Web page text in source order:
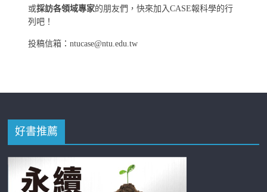
或採訪各領域專家的朋友們，快來加入CASE報科學的行
列吧！
投稿信箱：ntucase@ntu.edu.tw
好書推薦